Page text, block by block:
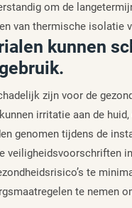
om de
van thermische isolatie
kunnen
zijn voor de
irritatie aan de
genomen tijdens de
te
te nemen